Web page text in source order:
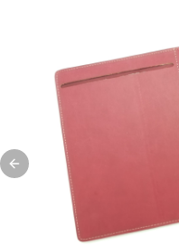
Previous slide